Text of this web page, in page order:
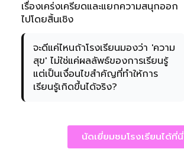
เรื่องเคร่งเครียดและแยกความสนุกออก
ไปโดยสิ้นเชิง
จะดีแค่ไหนถ้าโรงเรียนมองว่า 'ความ
สุข' ไม่ใช่แค่ผลลัพธ์ของการเรียนรู้
แต่เป็นเงื่อนไขสำคัญที่ทำให้การ
เรียนรู้เกิดขึ้นได้จริง?
นัดเยี่ยมชมโรงเรียนได้ที่นี่